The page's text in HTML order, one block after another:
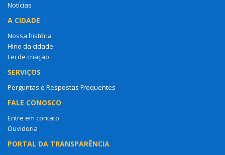
Notícias
A CIDADE
Nossa história
Hino da cidade
Lei de criação
SERVIÇOS
Perguntas e Respostas Frequentes
FALE CONOSCO
Entre em contato
Ouvidoria
PORTAL DA TRANSPARÊNCIA